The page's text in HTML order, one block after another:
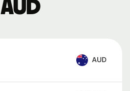
AUD
AUD